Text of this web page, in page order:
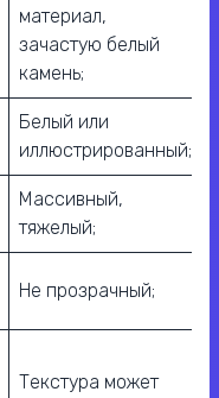
материал,
зачастую белый
камень;
Белый или
иллюстрированный;
Массивный,
тяжелый;
Не прозрачный;
Текстура может